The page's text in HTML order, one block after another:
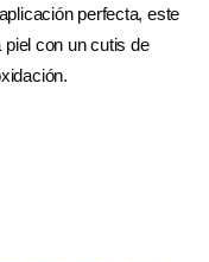
perfecta, este
piel con un cutis de